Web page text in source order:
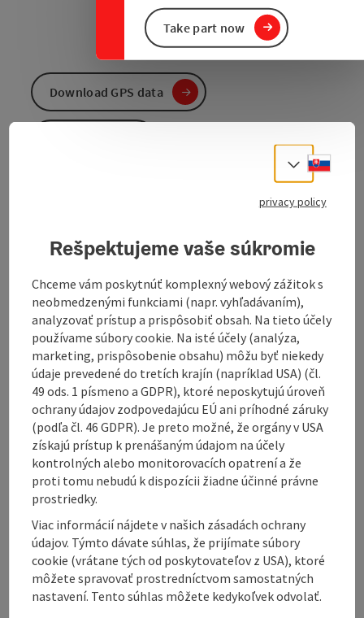
Take part now
Route: Bad Leonfelden town circuit - Weinzierl -
Steinberg - Miesenbach - Böhmdorf - Allhut (border) -
Mlynec - Schwedenschanze (border) - Rading -
Böheimschlag - Affetschlag - Silberhartschlag -
Oberlaimbach - Bad Leonfelden town circuit
Marking: brown with no. 4
Surface: 50% asphalt, 50% gravel
Note: Do not forget your identity card or passport!
Tour and route information
Download GPS data
Select
privacy policy
Rešpektujeme vaše súkromie
Chceme vám poskytnúť komplexný webový zážitok s
neobmedzenými funkciami (napr. vyhľadávaním),
analyzovať prístup a prispôsobiť obsah. Na tieto účely
používame súbory cookie. Na isté účely (analýza,
marketing, prispôsobenie obsahu) môžu byť niekedy
údaje prevedené do tretích krajín (napríklad USA) (čl.
49 ods. 1 písmeno a GDPR), ktoré neposkytujú úroveň
ochrany údajov zodpovedajúcu EÚ ani príhodné záruky
(podľa čl. 46 GDPR). Je preto možné, že orgány v USA
získajú prístup k prenášaným údajom na účely
kontrolných alebo monitorovacích opatrení a že
proti tomu nebudú k dispozícii žiadne účinné právne
prostriedky.
Viac informácií nájdete v našich zásadách ochrany
údajov. Týmto dávate súhlas, že prijímate súbory
cookie (vrátane tých od poskytovateľov z USA), ktoré
môžete spravovať prostredníctvom samostatných
nastavení. Tento súhlas môžete kedykoľvek odvolať.